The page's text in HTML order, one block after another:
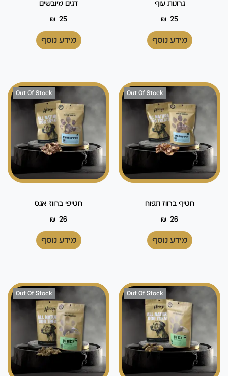
גרונות עוף
₪ 25
מידע נוסף
דגים מיובשים
₪ 25
מידע נוסף
Out Of Stock
חטיף ברווז תפוח
₪ 26
מידע נוסף
Out Of Stock
חטיפי ברווז אגס
₪ 26
מידע נוסף
Out Of Stock
Out Of Stock